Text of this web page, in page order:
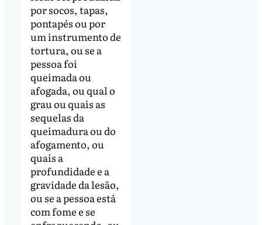
por socos, tapas,
pontapés ou por
um instrumento de
tortura, ou se a
pessoa foi
queimada ou
afogada, ou qual o
grau ou quais as
sequelas da
queimadura ou do
afogamento, ou
quais a
profundidade e a
gravidade da lesão,
ou se a pessoa está
com fome e se